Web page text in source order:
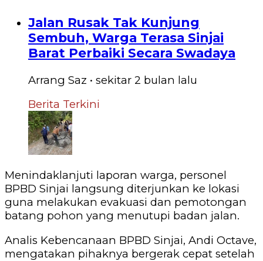
Jalan Rusak Tak Kunjung
Sembuh, Warga Terasa Sinjai
Barat Perbaiki Secara Swadaya
Arrang Saz • sekitar 2 bulan lalu
Berita Terkini
‎Menindaklanjuti laporan warga, personel
BPBD Sinjai langsung diterjunkan ke lokasi
guna melakukan evakuasi dan pemotongan
batang pohon yang menutupi badan jalan.
‎Analis Kebencanaan BPBD Sinjai, Andi Octave,
mengatakan pihaknya bergerak cepat setelah